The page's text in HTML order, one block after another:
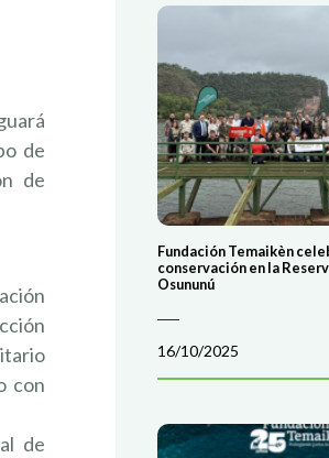
de
de
con
de
Fundación Temaikèn
conservación en la
Osununú
16/10/2025